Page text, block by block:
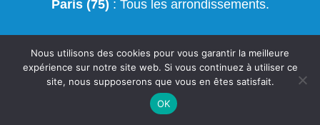
Paris (75) : Tous les arrondissements.
Pontault-Combault - Savigny-le-Temple - Villeparisis
- Bussy-Saint-Georges - Champs-sur-Marne -
Roissy-en-Brie - Dammarie-les-Lys - Torcy -
Nous utilisons des cookies pour vous garantir la meilleure
expérience sur notre site web. Si vous continuez à utiliser ce
site, nous supposerons que vous en êtes satisfait.
OK